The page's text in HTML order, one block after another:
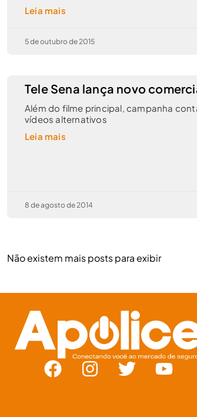
Leia mais
5 de outubro de 2015
Tele Sena lança novo
Além do filme principal, campanha
vídeos alternativos
Leia mais
8 de agosto de 2014
Não existem mais posts para exibir